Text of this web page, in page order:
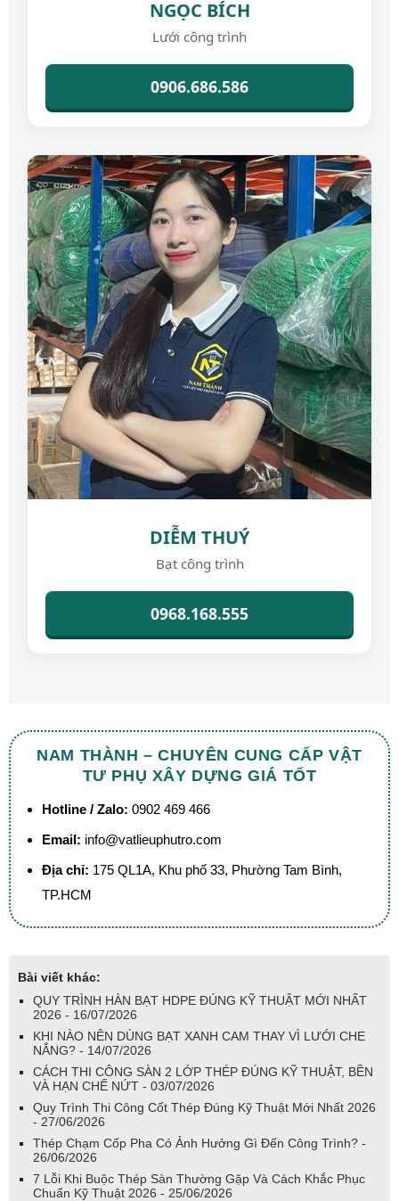
NGỌC BÍCH
Lưới công trình
0906.686.586
DIỄM THUÝ
Bạt công trình
0968.168.555
NAM THÀNH – CHUYÊN CUNG CẤP VẬT
TƯ PHỤ XÂY DỰNG GIÁ TỐT
Hotline / Zalo: 0902 469 466
Email: info@vatlieuphutro.com
Địa chỉ: 175 QL1A, Khu phố 33, Phường Tam Bình,
TP.HCM
Bài viết khác:
QUY TRÌNH HÀN BẠT HDPE ĐÚNG KỸ THUẬT MỚI NHẤT
2026 - 16/07/2026
KHI NÀO NÊN DÙNG BẠT XANH CAM THAY VÌ LƯỚI CHE
NẮNG? - 14/07/2026
CÁCH THI CÔNG SÀN 2 LỚP THÉP ĐÚNG KỸ THUẬT, BỀN
VÀ HẠN CHẾ NỨT - 03/07/2026
Quy Trình Thi Công Cốt Thép Đúng Kỹ Thuật Mới Nhất 2026
- 27/06/2026
Thép Chạm Cốp Pha Có Ảnh Hưởng Gì Đến Công Trình? -
26/06/2026
7 Lỗi Khi Buộc Thép Sàn Thường Gặp Và Cách Khắc Phục
Chuẩn Kỹ Thuật 2026 - 25/06/2026